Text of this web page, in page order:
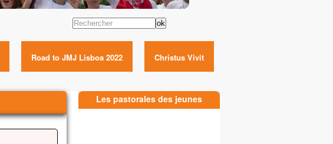
Rechercher
Road to JMJ Lisboa 2022 Christus Vivit
Les pastorales des jeunes